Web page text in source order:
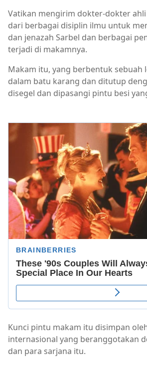
Vatikan mengirim dokter-dokter
dari berbagai disiplin ilmu untuk
dan jenazah Sarbel dan berbagai
terjadi di makamnya.
Makam itu, yang berbentuk sebuah
dalam batu karang dan ditutup
disegel dan dipasangi pintu besi
Kunci pintu makam itu disimpan
internasional yang beranggotakan
dan para sarjana itu.